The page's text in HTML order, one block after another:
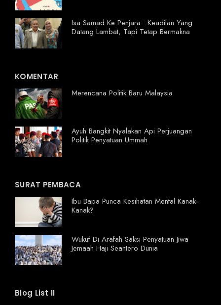
Isa Samad Ke Penjara : Keadilan Yang
Datang Lambat, Tapi Tetap Bermakna
KOMENTAR
Merencana Politik Baru Malaysia
Ayuh Bangkit Nyalakan Api Perjuangan
Politik Penyatuan Ummah
SURAT PEMBACA
Ibu Bapa Punca Kesihatan Mental Kanak-
Kanak?
Wukuf Di Arafah Saksi Penyatuan Jiwa
Jemaah Haji Seantero Dunia
Blog List II